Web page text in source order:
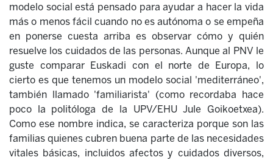
modelo social está pensado para ayudar a hacer la vida
más o menos fácil cuando no es autónoma o se empeña
en ponerse cuesta arriba es observar cómo y quién
resuelve los cuidados de las personas. Aunque al PNV le
guste comparar Euskadi con el norte de Europa, lo
cierto es que tenemos un modelo social 'mediterráneo',
también llamado 'familiarista' (como recordaba hace
poco la politóloga de la UPV/EHU Jule Goikoetxea).
Como ese nombre indica, se caracteriza porque son las
familias quienes cubren buena parte de las necesidades
vitales básicas, incluidos afectos y cuidados diversos,